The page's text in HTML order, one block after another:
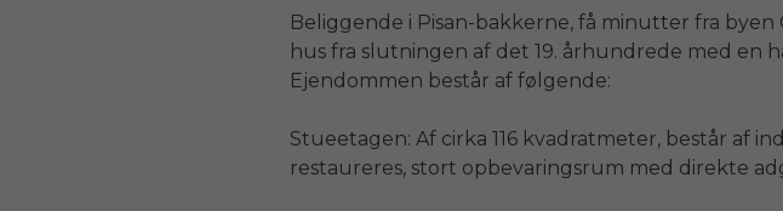
Beliggende i Pisan-bakkerne, få minutter fra
hus fra slutningen af ​​det 19. århundrede med en
Ejendommen består af følgende:
Stueetagen: Af cirka 116 kvadratmeter, består af
restaureres, stort opbevaringsrum med direkte